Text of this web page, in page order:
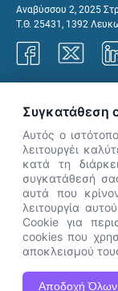
Αναβύσσου 2, 2025
Τ.Θ. 25431, 1392
Η Ιστοσελίδα ΑνΑΔ είναι
Apple Safari καθώς και Internet
Συγκατάθεση
Αυτός ο
λειτουργέι
κατά τη
συγκατάθεσή
αυτά που
λειτουργία
Cookie για
cookies που
αποκλεισμού
Αποδοχή Όλων